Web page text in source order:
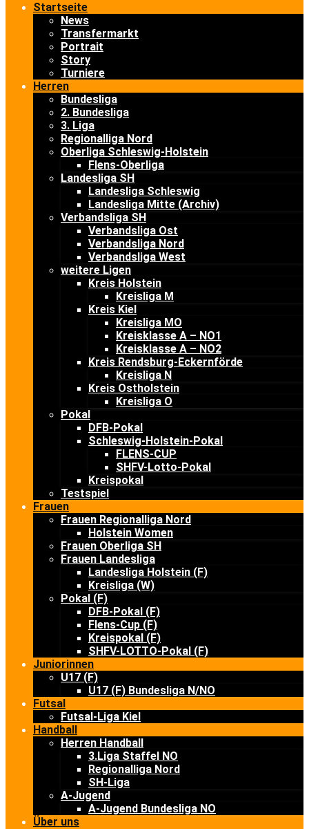
Startseite
News
Transfermarkt
Portrait
Story
Turniere
Herren
Bundesliga
2. Bundesliga
3. Liga
Regionalliga Nord
Oberliga Schleswig-Holstein
Flens-Oberliga
Landesliga SH
Landesliga Schleswig
Landesliga Mitte (Archiv)
Verbandsliga SH
Verbandsliga Ost
Verbandsliga Nord
Verbandsliga West
weitere Ligen
Kreis Holstein
Kreisliga M
Kreis Kiel
Kreisliga MO
Kreisklasse A – NO1
Kreisklasse A – NO2
Kreis Rendsburg-Eckernförde
Kreisliga N
Kreis Ostholstein
Kreisliga O
Pokal
DFB-Pokal
Schleswig-Holstein-Pokal
FLENS-CUP
SHFV-Lotto-Pokal
Kreispokal
Testspiel
Frauen
Frauen Regionalliga Nord
Holstein Women
Frauen Oberliga SH
Frauen Landesliga
Landesliga Holstein (F)
Kreisliga (W)
Pokal (F)
DFB-Pokal (F)
Flens-Cup (F)
Kreispokal (F)
SHFV-LOTTO-Pokal (F)
Juniorinnen
U17 (F)
U17 (F) Bundesliga N/NO
Futsal
Futsal-Liga Kiel
Handball
Herren Handball
3.Liga Staffel NO
Regionalliga Nord
SH-Liga
A-Jugend
A-Jugend Bundesliga NO
Über uns